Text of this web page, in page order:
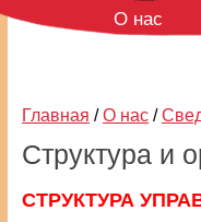
О нас
Главная / О нас /
Структура и
СТРУКТУРА